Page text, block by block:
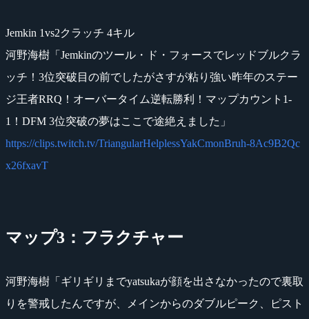
Jemkin 1vs2クラッチ 4キル
河野海樹「Jemkinのツール・ド・フォースでレッドブルクラ
ッチ！3位突破目の前でしたがさすが粘り強い昨年のステー
ジ王者RRQ！オーバータイム逆転勝利！マップカウント1-
1！DFM 3位突破の夢はここで途絶えました」
https://clips.twitch.tv/TriangularHelplessYakCmonBruh-8Ac9B2Qc
x26fxavT
マップ3：フラクチャー
河野海樹「ギリギリまでyatsukaが顔を出さなかったので裏取
りを警戒したんですが、メインからのダブルピーク、ピスト